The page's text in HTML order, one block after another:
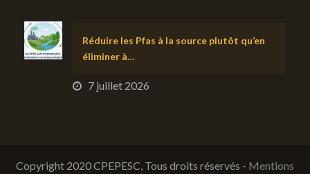
Réduire les Pfas à la source plutôt qu’en
éliminer à…
7 juillet 2026
Copyright 2020 CPEPESC, Tous droits réservés - Mentions